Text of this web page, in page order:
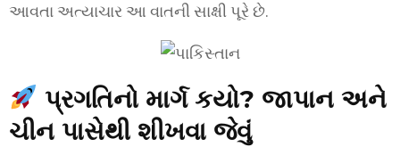
આવતા અત્યાચાર આ વાતની સાક્ષી પૂરે છે.
પ્રગતિનો માર્ગ કયો? જાપાન અને
ચીન પાસેથી શીખવા જેવું